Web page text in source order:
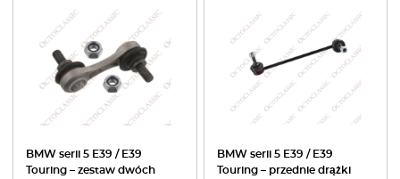
BMW serii 5 E39 / E39
Touring – zestaw dwóch
BMW serii 5 E39 / E39
Touring – przednie drążki